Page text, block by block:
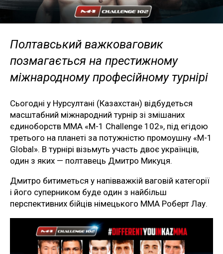
Полтавський важковаговик
позмагається на престижному
міжнародному професійному турнірі
Сьогодні у Нурсултані (Казахстан) відбудеться
масштабний міжнародний турнір зі змішаних
єдиноборств ММА «М-1 Challenge 102», під егідою
третього на планеті за потужністю промоушну «М-1
Global». В турнірі візьмуть участь двоє українців,
один з яких — полтавець Дмитро Микуця.
Дмитро битиметься у напівважкій ваговій категорії
і його суперником буде один з найбільш
перспективних бійців німецького ММА Роберт Лау.